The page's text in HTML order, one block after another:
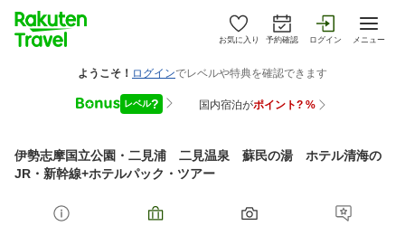
お気に入り 予約確認 ログイン メニュー
伊勢志摩国立公園・二見浦 二見温泉 蘇民の湯 ホテル清海の
JR・新幹線+ホテルパック・ツアー